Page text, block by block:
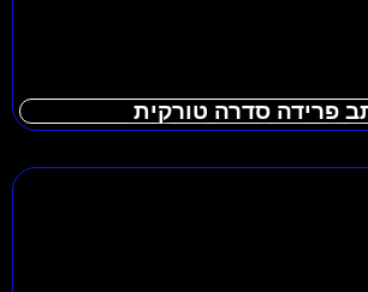
פרידה סדרה טורקית